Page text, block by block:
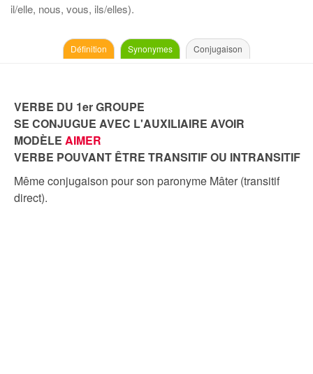
il/elle, nous, vous, ils/elles).
Définition Synonymes Conjugaison
VERBE DU 1er GROUPE
SE CONJUGUE AVEC L'AUXILIAIRE AVOIR
MODÈLE AIMER
VERBE POUVANT ÊTRE TRANSITIF OU INTRANSITIF
Même conjugaison pour son paronyme Mâter (transitif
direct).